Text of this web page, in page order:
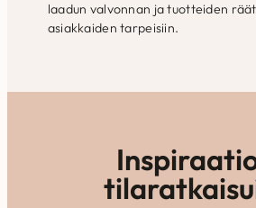
laadun valvonnan ja tuotteiden
asiakkaiden tarpeisiin.